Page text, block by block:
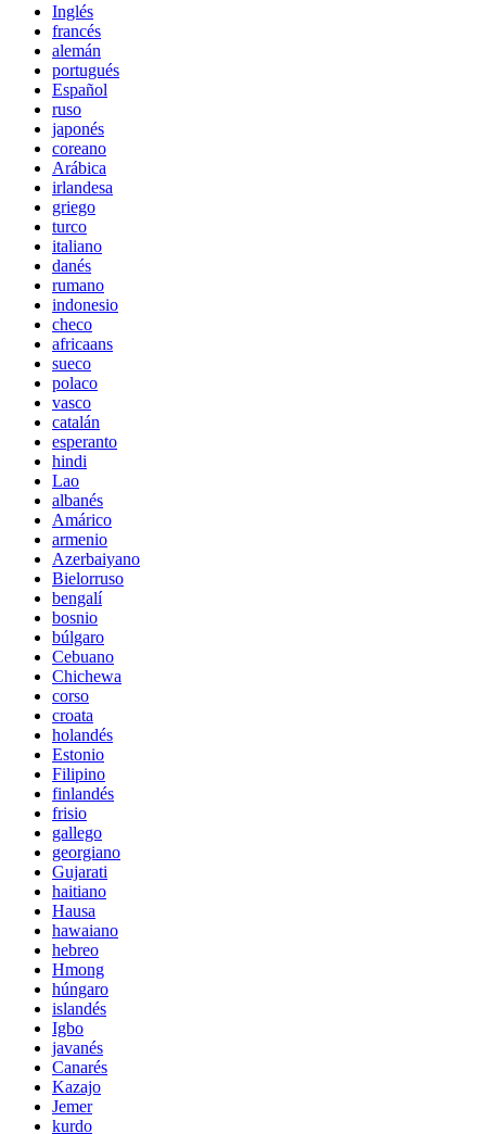
Inglés
francés
alemán
portugués
Español
ruso
japonés
coreano
Arábica
irlandesa
griego
turco
italiano
danés
rumano
indonesio
checo
africaans
sueco
polaco
vasco
catalán
esperanto
hindi
Lao
albanés
Amárico
armenio
Azerbaiyano
Bielorruso
bengalí
bosnio
búlgaro
Cebuano
Chichewa
corso
croata
holandés
Estonio
Filipino
finlandés
frisio
gallego
georgiano
Gujarati
haitiano
Hausa
hawaiano
hebreo
Hmong
húngaro
islandés
Igbo
javanés
Canarés
Kazajo
Jemer
kurdo